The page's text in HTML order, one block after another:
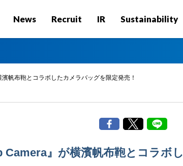
News Recruit IR Sustainability
帆布鞄とコラボしたカメラバッグを限定発売！
Camera』が横濱帆布鞄とコラボし